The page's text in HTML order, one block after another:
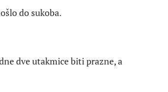
do sukoba.
dve utakmice biti prazne, a